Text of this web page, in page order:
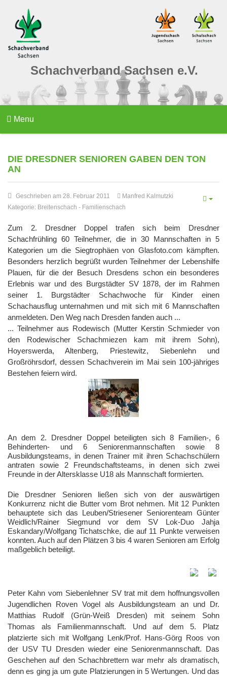
Schachverband Sachsen e.V.
Menu
DIE DRESDNER SENIOREN GABEN DEN TON
AN
Geschrieben am 28. Februar 2011
Manfred Kalmutzki
Kategorie: Breitenschach - Familienschach
Zum 2. Dresdner Doppel trafen sich beim Dresdner
Schachfrühling 60 Teilnehmer, die in 30 Mannschaften in 5
Kategorien um die Siegtrophäen von Glasfoto.com kämpften.
Besonders herzlich begrüßt wurden Teilnehmer der Lebenshilfe
Plauen, für die der Besuch Dresdens schon ein besonderes
Erlebnis war und des Burgstädter SV 1878, der im Rahmen
seiner 1. Burgstädter Schachwoche für Kinder einen
Schachausflug unternahmen und mit sich mit 6 Mannschaften
anmeldeten. Den Weg nach Dresden fanden auch ...
... Teilnehmer aus Rodewisch (Mutter Kerstin Schmieder von
den Rodewischer Schachmiezen kam mit ihrem Sohn),
Hoyerswerda, Altenberg, Priestewitz, Siebenlehn und
Großröhrsdorf, dessen Schachverein im Mai sein 100-jähriges
Bestehen feiern wird.
An dem 2. Dresdner Doppel beteiligten sich 8 Familien-, 6
Behinderten- und 6 Seniorenmannschaften sowie 8
Ausbildungsteams, in denen Trainer mit ihren Schachschülern
antraten sowie 2 Freundschaftsteams, in denen sich zwei
Freunde in der Altersklasse U18 als Mannschaft formierten.
Die Dresdner Senioren ließen sich von der auswärtigen
Konkurrenz nicht die Butter vom Brot nehmen. Mit 12 Punkten
behauptete sich das Leuben/Striesener Seniorenteam Günter
Weidlich/Rainer Siegmund vor dem SV Lok-Duo Jahja
Eskandary/Wolfgang Tichatschke, die auf 11 Punkte verweisen
konnten. Auch auf den Plätzen 3 bis 4 waren Senioren am Erfolg
maßgeblich beteiligt.
Peter Kahn vom Siebenlehner SV trat mit dem hoffnungsvollen
Jugendlichen Roven Vogel als Ausbildungsteam an und Dr.
Matthias Rudolf (Grün-Weiß Dresden) mit seinem Sohn
Thomas als Familienmannschaft. Und auf dem 5. Platz
platzierte sich mit Wolfgang Lenk/Prof. Hans-Görg Roos von
der USV TU Dresden wieder eine Seniorenmannschaft. Das
Geschehen auf den Schachbrettern war mehr als dramatisch,
denn es ging ja um gute Platzierungen in 5 Wertungen. Und das